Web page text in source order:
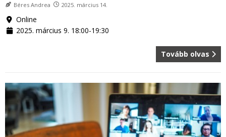
Béres Andrea 2025. március 14.
Online
2025. március 9. 18:00-19:30
Tovább olvas